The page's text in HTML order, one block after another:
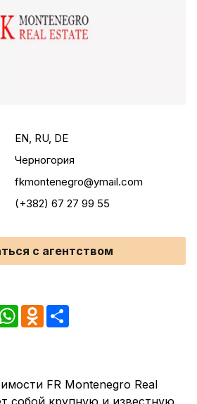
EN, RU, DE
Черногория
fkmontenegro@ymail.com
(+382) 67 27 99 55
с агентством
WhatsAppOdnoklassniki
FR Montenegro Real
собой крупную и известную